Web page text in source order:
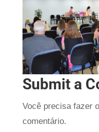
Submit a
Você precisa fazer o
comentário.